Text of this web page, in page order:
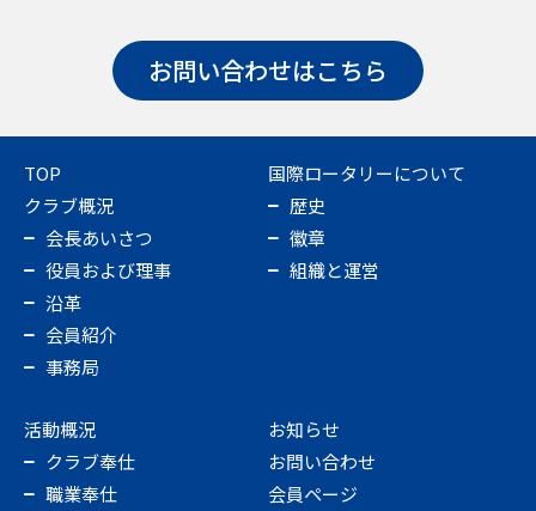
お問い合わせはこちら
TOP
クラブ概況
会長あいさつ
役員および理事
沿革
会員紹介
事務局
国際ロータリーについて
歴史
徽章
組織と運営
活動概況
クラブ奉仕
職業奉仕
お知らせ
お問い合わせ
会員ページ